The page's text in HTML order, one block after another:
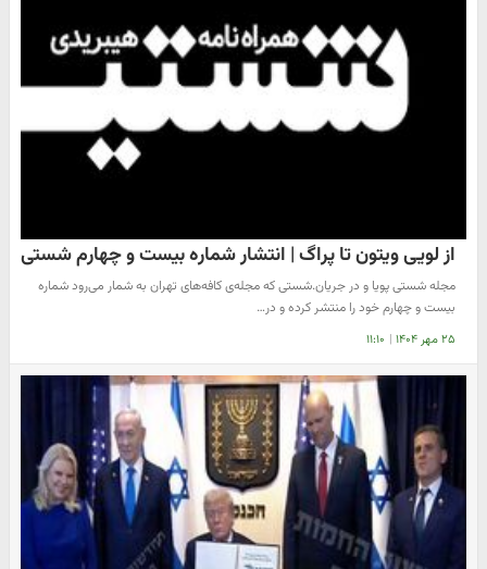
از لویی ویتون تا پراگ | انتشار شماره بیست و چهارم شستی
مجله شستی پویا و در جریان.شستی که مجله‌ی کافه‌های تهران به شمار می‌رود شماره
بیست و چهارم خود را منتشر کرده و در…
۲۵ مهر ۱۴۰۴ | ۱۱:۱۰